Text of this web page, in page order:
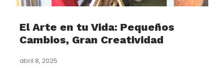
El Arte en tu Vida: Pequeños
Cambios, Gran Creatividad
abril 8, 2025